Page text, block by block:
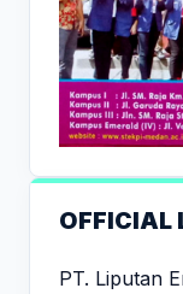
OFFICIAL
PT. Liputan